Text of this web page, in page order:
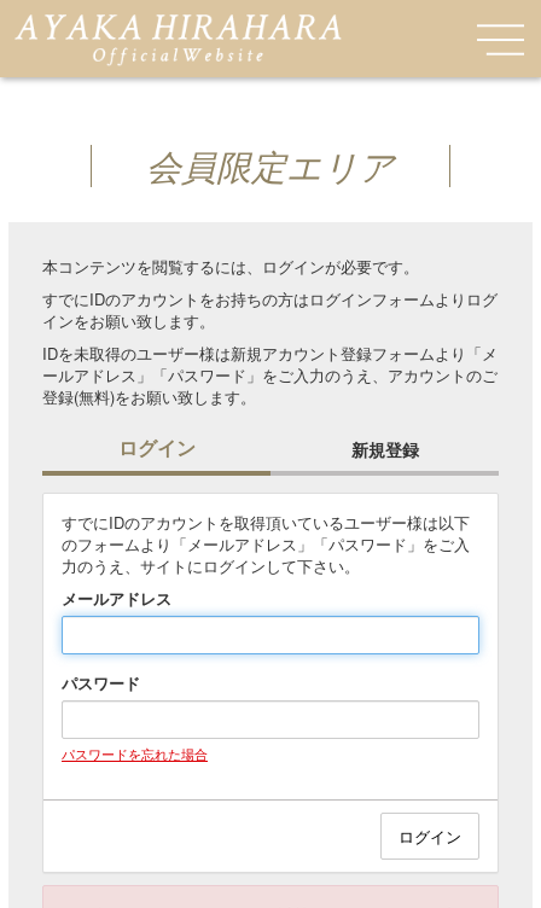
会員限定エリア
本コンテンツを閲覧するには、ログインが必要です。
すでにIDのアカウントをお持ちの方はログインフォームよりログ
インをお願い致します。
IDを未取得のユーザー様は新規アカウント登録フォームより「メ
ールアドレス」「パスワード」をご入力のうえ、アカウントのご
登録(無料)をお願い致します。
ログイン 新規登録
すでにIDのアカウントを取得頂いているユーザー様は以下
のフォームより「メールアドレス」「パスワード」をご入
力のうえ、サイトにログインして下さい。
メールアドレス
パスワード
パスワードを忘れた場合